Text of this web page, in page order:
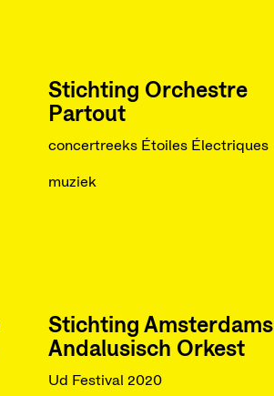
Stichting Orchestre
Partout
concertreeks Étoiles Électriques
muziek
Stichting Amsterdams
Andalusisch Orkest
Ud Festival 2020